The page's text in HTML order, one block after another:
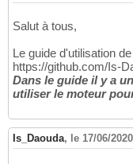
Salut à tous,
Le guide d'utilisation
https://github.com/Is-
Dans le guide il y a
utiliser le moteur
Is_Daouda, le 17/06/